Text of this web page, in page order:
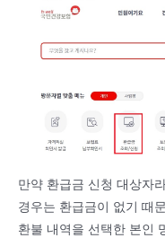
만약 환급금 신청 대상자
경우는 환급금이 없기 때
환불 내역을 선택한 본인